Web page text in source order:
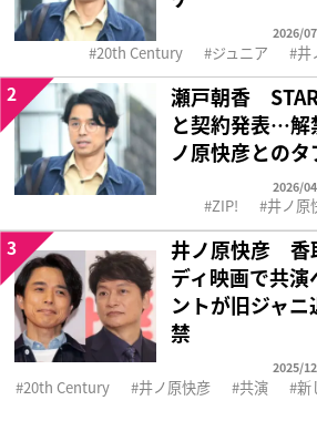
2026/
20th Century ジュニア 井
瀬戸朝香
と契約発表…解
ノ原快彦とのタ
2026/
2
ZIP! 井ノ原
井ノ原快彦 香
ディ映画で共演
ントが旧ジャ
禁
2025/
3
20th Century 井ノ原快彦 共演 新